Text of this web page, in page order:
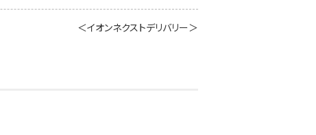
＜イオンネクストデリバリー＞